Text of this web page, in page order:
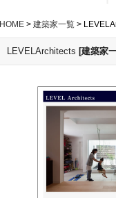
HOME > 建築家一覧 >
LEVELArchitects [建築家